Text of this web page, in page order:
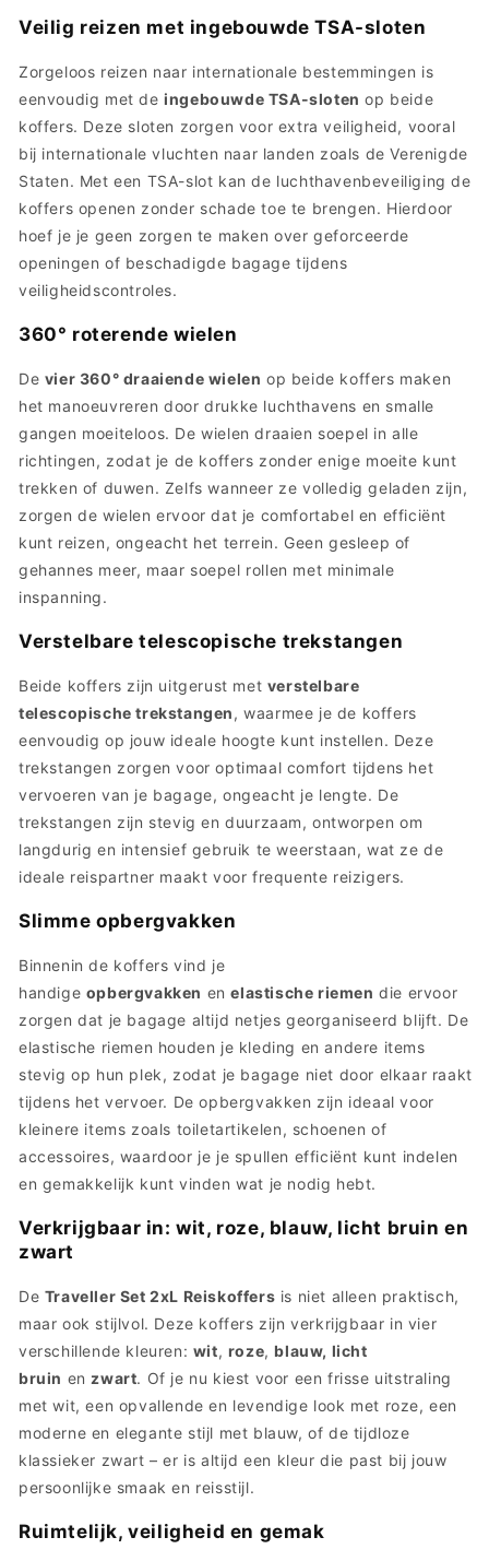
Veilig reizen met ingebouwde TSA-sloten
Zorgeloos reizen naar internationale bestemmingen is
eenvoudig met de ingebouwde TSA-sloten op beide
koffers. Deze sloten zorgen voor extra veiligheid, vooral
bij internationale vluchten naar landen zoals de Verenigde
Staten. Met een TSA-slot kan de luchthavenbeveiliging de
koffers openen zonder schade toe te brengen. Hierdoor
hoef je je geen zorgen te maken over geforceerde
openingen of beschadigde bagage tijdens
veiligheidscontroles.
360° roterende wielen
De vier 360° draaiende wielen op beide koffers maken
het manoeuvreren door drukke luchthavens en smalle
gangen moeiteloos. De wielen draaien soepel in alle
richtingen, zodat je de koffers zonder enige moeite kunt
trekken of duwen. Zelfs wanneer ze volledig geladen zijn,
zorgen de wielen ervoor dat je comfortabel en efficiënt
kunt reizen, ongeacht het terrein. Geen gesleep of
gehannes meer, maar soepel rollen met minimale
inspanning.
Verstelbare telescopische trekstangen
Beide koffers zijn uitgerust met verstelbare
telescopische trekstangen, waarmee je de koffers
eenvoudig op jouw ideale hoogte kunt instellen. Deze
trekstangen zorgen voor optimaal comfort tijdens het
vervoeren van je bagage, ongeacht je lengte. De
trekstangen zijn stevig en duurzaam, ontworpen om
langdurig en intensief gebruik te weerstaan, wat ze de
ideale reispartner maakt voor frequente reizigers.
Slimme opbergvakken
Binnenin de koffers vind je
handige opbergvakken en elastische riemen die ervoor
zorgen dat je bagage altijd netjes georganiseerd blijft. De
elastische riemen houden je kleding en andere items
stevig op hun plek, zodat je bagage niet door elkaar raakt
tijdens het vervoer. De opbergvakken zijn ideaal voor
kleinere items zoals toiletartikelen, schoenen of
accessoires, waardoor je je spullen efficiënt kunt indelen
en gemakkelijk kunt vinden wat je nodig hebt.
Verkrijgbaar in: wit, roze, blauw, licht bruin en
zwart
De Traveller Set 2xL Reiskoffers is niet alleen praktisch,
maar ook stijlvol. Deze koffers zijn verkrijgbaar in vier
verschillende kleuren: wit, roze, blauw, licht
bruin en zwart. Of je nu kiest voor een frisse uitstraling
met wit, een opvallende en levendige look met roze, een
moderne en elegante stijl met blauw, of de tijdloze
klassieker zwart – er is altijd een kleur die past bij jouw
persoonlijke smaak en reisstijl.
Ruimtelijk, veiligheid en gemak